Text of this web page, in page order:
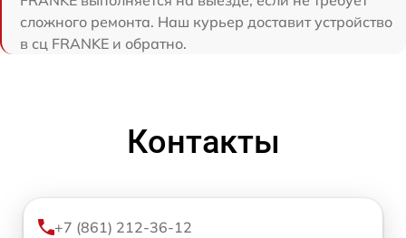
сложного ремонта. Наш курьер доставит устройство
в сц FRANKE и обратно.
Контакты
+7 (861) 212-36-12